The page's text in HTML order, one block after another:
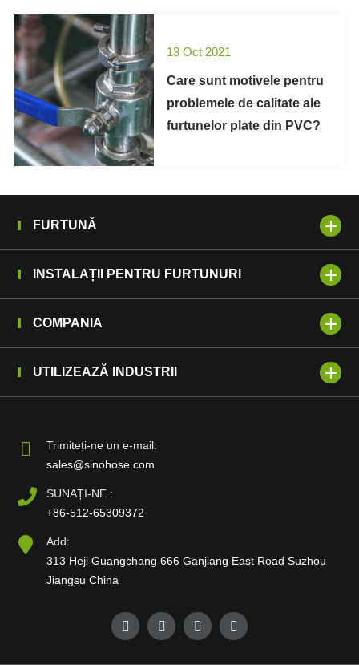
13 Oct 2021
Care sunt motivele pentru
problemele de calitate ale
furtunelor plate din PVC?
FURTUNĂ
INSTALAȚII PENTRU FURTUNURI
COMPANIA
UTILIZEAZĂ INDUSTRII
Trimiteți-ne un e-mail:
sales@sinohose.com
SUNAȚI-NE :
+86-512-65309372
Add:
313 Heji Guangchang 666 Ganjiang East Road Suzhou
Jiangsu China